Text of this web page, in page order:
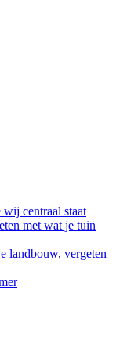
centraal staat
met wat je tuin
landbouw, vergeten